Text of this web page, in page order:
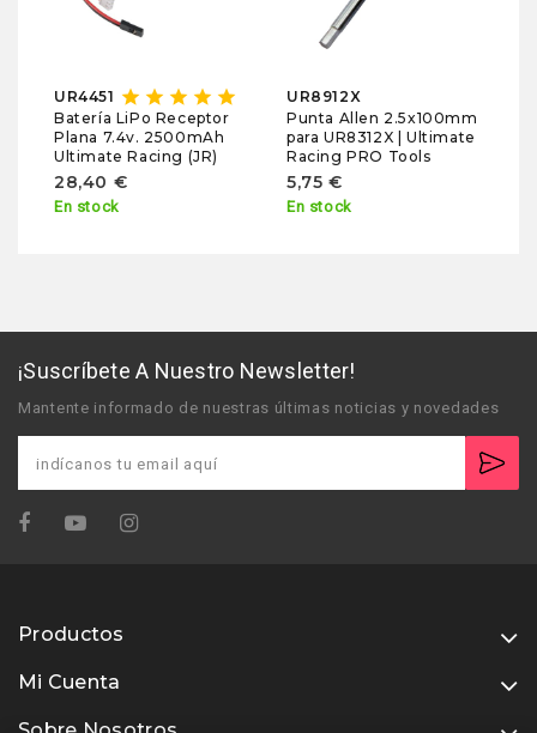
UR4451 star star star star star
Batería LiPo Receptor
Plana 7.4v. 2500mAh
Ultimate Racing (JR)
28,40 €
En stock
UR8912X
Punta Allen 2.5x100mm
para UR8312X | Ultimate
Racing PRO Tools
5,75 €
En stock
¡Suscríbete A Nuestro Newsletter!
Mantente informado de nuestras últimas noticias y novedades
Productos
Mi Cuenta